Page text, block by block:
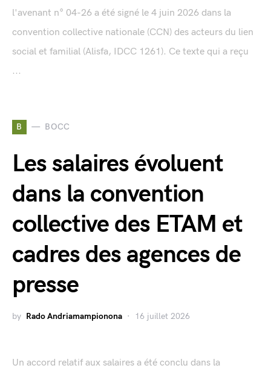
l'avenant n° 04-26 a été signé le 4 juin 2026 dans la
convention collective nationale (CCN) des acteurs du lien
social et familial (Alisfa, IDCC 1261). Ce texte qui a reçu
...
B BOCC
Les salaires évoluent
dans la convention
collective des ETAM et
cadres des agences de
presse
by Rado Andriamampionona 16 juillet 2026
Un accord relatif aux salaires a été conclu dans la